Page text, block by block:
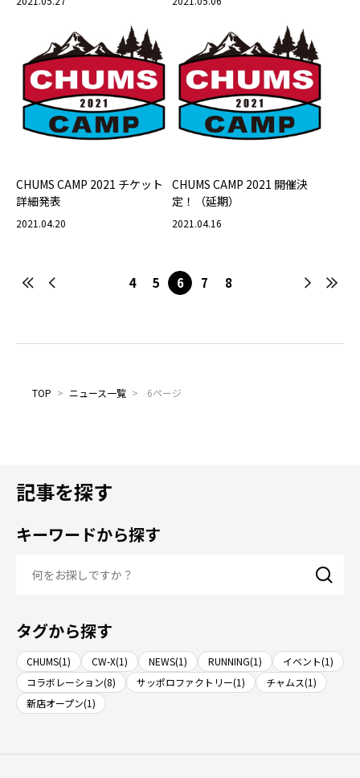
CHUMS CAMP 2021 チケット
詳細発表
2021.04.20
CHUMS CAMP 2021 開催決
定！（延期）
2021.04.16
4 5 6 7 8
TOP > ニュース一覧 > 6ページ
記事を探す
キーワードから探す
タグから探す
CHUMS(1) CW-X(1) NEWS(1) RUNNING(1)
イベント(1)
コラボレーション(8)
サッポロファクトリー(1)
チャムス(1)
新店オープン(1)